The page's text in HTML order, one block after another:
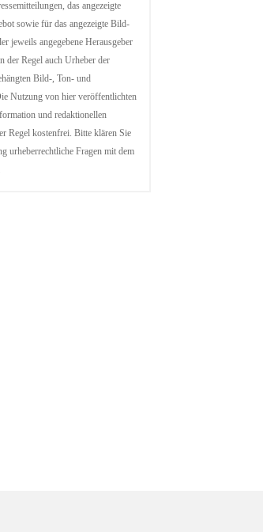
das angezeigte
sowie für das angezeigte Bild-
jeweils angegebene Herausgeber
der Regel auch Urheber der
Bild-, Ton- und
Nutzung von hier veröffentlichten
und redaktionellen
Regel kostenfrei. Bitte klären Sie
urheberrechtliche Fragen mit dem